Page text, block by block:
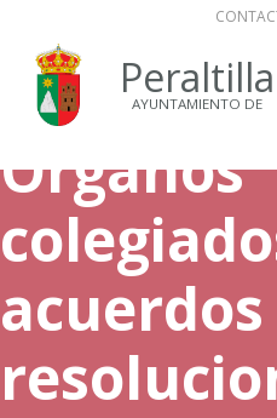
Peraltilla
AYUNTAMIENTO DE
Órganos